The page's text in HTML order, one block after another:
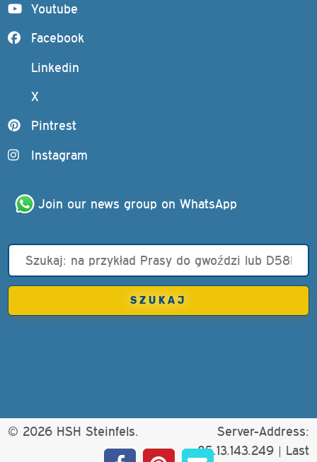
Youtube
Facebook
Linkedin
X
Pintrest
Instagram
Join our news group on WhatsApp
© 2026 HSH Steinfels.
Server-Address:
85.13.143.249 | Last